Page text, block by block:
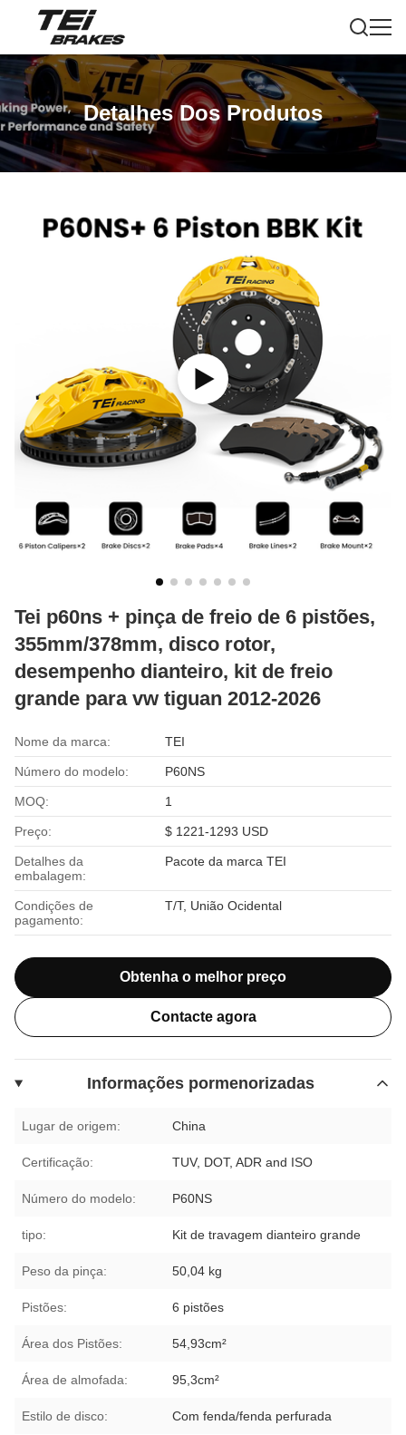
Detalhes Dos Produtos
Tei p60ns + pinça de freio de 6 pistões,
355mm/378mm, disco rotor,
desempenho dianteiro, kit de freio
grande para vw tiguan 2012-2026
Nome da marca: TEI
Número do modelo: P60NS
MOQ: 1
Preço: $ 1221-1293 USD
Detalhes da
embalagem:
Pacote da marca TEI
Condições de
pagamento:
T/T, União Ocidental
Obtenha o melhor preço
Contacte agora
Informações pormenorizadas
Lugar de origem: China
Certificação: TUV, DOT, ADR and ISO
Número do modelo: P60NS
tipo: Kit de travagem dianteiro grande
Peso da pinça: 50,04 kg
Pistões: 6 pistões
Área dos Pistões: 54,93cm²
Área de almofada: 95,3cm²
Estilo de disco: Com fenda/fenda perfurada